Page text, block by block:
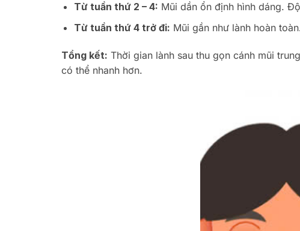
Từ tuần thứ 2 – 4: Mũi dần ổn định hình dáng.
Từ tuần thứ 4 trở đi: Mũi gần như lành hoàn
Tổng kết: Thời gian lành sau thu gọn cánh mũi
có thể nhanh hơn.